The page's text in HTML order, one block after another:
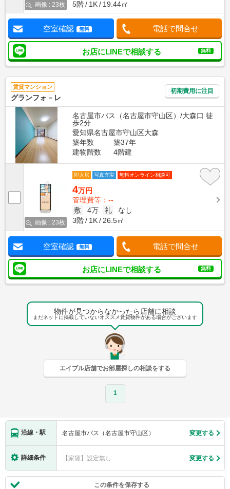
画像 : 23枚 5階 1K 19.44㎡
空室確認 無料 電話で問合せ
お店にLINEで相談する 無料
賃貸マンション
グランフォ－レ
初期費用に注目
名古屋市バス（名古屋市守山区）/大森口 徒
歩2分
愛知県名古屋市守山区大森
築年数
築37年
建物階数
4階建
画像 : 23枚
即入居 写真充実 無料オンライン相談可
4万円
管理費等：--
敷
4万 礼
なし
3階
1K 26.5㎡
空室確認 無料 電話で問合せ
お店にLINEで相談する 無料
物件が見つからなかったら店舗に相談
まだネットに掲載していないオススメ賃貸物件がある場合がございます
エイブル店舗でお部屋探しの相談をする
1
沿線・駅 名古屋市バス（名古屋市守山区） 変更する
詳細条件 【家賃】設定無し 変更する
この条件を保存する